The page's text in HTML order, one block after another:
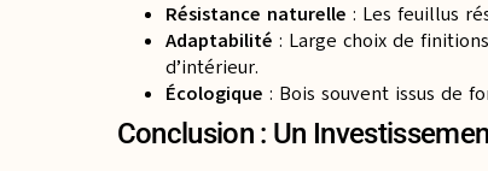
Résistance naturelle : Les feuillus
Adaptabilité : Large choix de
d’intérieur.
Écologique : Bois souvent issus de
Conclusion : Un